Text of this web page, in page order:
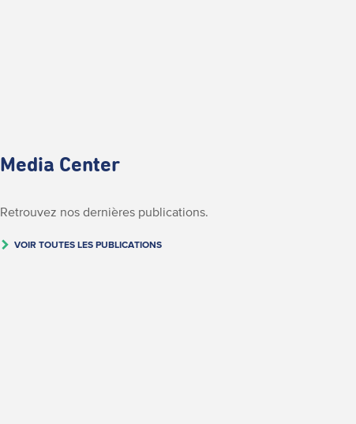
Media Center
Retrouvez nos dernières publications.
VOIR TOUTES LES PUBLICATIONS